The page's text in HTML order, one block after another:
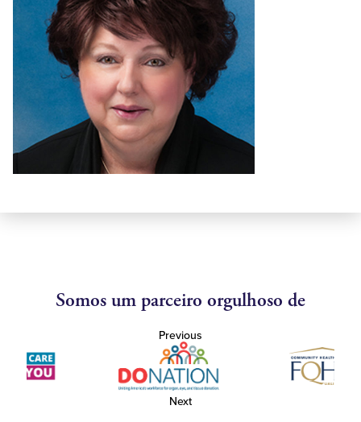
Somos um parceiro orgulhoso de
Previous
Next